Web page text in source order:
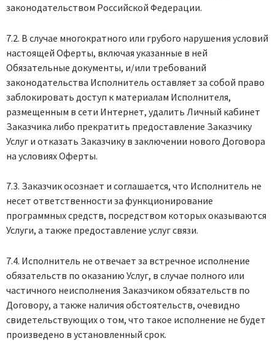
законодательством Российской Федерации.
7.2. В случае многократного или грубого нарушения условий
настоящей Оферты, включая указанные в ней
Обязательные документы, и/или требований
законодательства Исполнитель оставляет за собой право
заблокировать доступ к материалам Исполнителя,
размещенным в сети Интернет, удалить Личный кабинет
Заказчика либо прекратить предоставление Заказчику
Услуг и отказать Заказчику в заключении нового Договора
на условиях Оферты.
7.3. Заказчик осознает и соглашается, что Исполнитель не
несет ответственности за функционирование
программных средств, посредством которых оказываются
Услуги, а также предоставление услуг связи.
7.4. Исполнитель не отвечает за встречное исполнение
обязательств по оказанию Услуг, в случае полного или
частичного неисполнения Заказчиком обязательств по
Договору, а также наличия обстоятельств, очевидно
свидетельствующих о том, что такое исполнение не будет
произведено в установленный срок.